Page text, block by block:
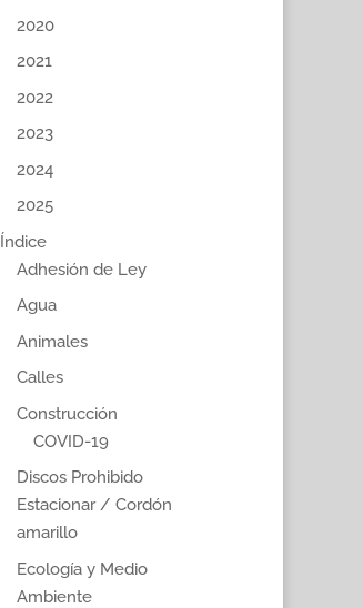
2020
2021
2022
2023
2024
2025
Índice
Adhesión de Ley
Agua
Animales
Calles
Construcción
COVID-19
Discos Prohibido
Estacionar / Cordón
amarillo
Ecología y Medio
Ambiente